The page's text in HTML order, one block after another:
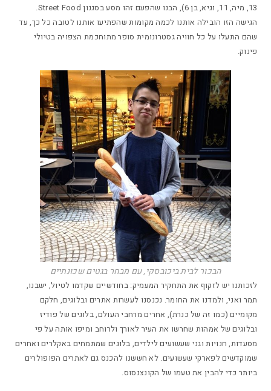
13, מיה, 11, וגיא, בן 6), הבנו שהפעם זהו מסע בסגנון Street Food.
הגישה הזו הובילה אותנו לכמה מקומות שהפתיעו אותנו לטובה כל כך, עד
שהם התעלו על כל חוויה גסטרונומית סופר מתוחכמת הצפויה בטיולי
פינוק.
הבכור לבית ביכובסקי, עם מבחר בגטים שכונתיים
לזכותנו יש לזקוף את התחקיר המעמיק: בחודשיים שקדמו לטיול, ישבנו,
תמר ואני, ולמדנו את החומר. נכנסנו לעשרות אתרים ובלוגים, חלקם
מקומיים (כמו זה של כנרת), אחרים מרחבי העולם, בלוגים של פודיז
ובלוגים של אמהות שחרשו את העיר לאורך ולרוחב ומיפו אותה על פי
מסעדות, חנויות וגני שעשועים לילדים, בלוגים שמתמחים באקלרים ואחרים
שמוקדשים לפארקי שעשועים. לא חששנו להכנס גם לאתרים הפופולרים
ביותר כדי להבין את טעמו של הקונצנסוס.